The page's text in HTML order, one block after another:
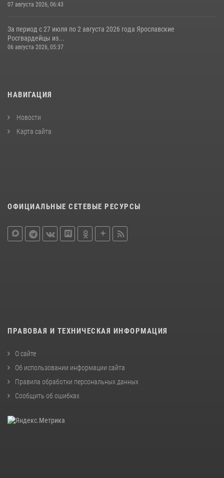
07 августа 2026, 06:43
За период с 27 июля по 2 августа 2026 года Ярославские
Росгвардейцы из...
06 августа 2026, 05:37
НАВИГАЦИЯ
Новости
Карта сайта
ОФИЦИАЛЬНЫЕ СЕТЕВЫЕ РЕСУРСЫ
ПРАВОВАЯ И ТЕХНИЧЕСКАЯ ИНФОРМАЦИЯ
О сайте
Об использовании информации сайта
Правила обработки персональных данных
Сообщить об ошибках